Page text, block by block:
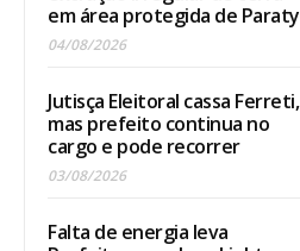
em área protegida de Paraty
04/08/2026
Jutisça Eleitoral cassa Ferreti,
mas prefeito continua no
cargo e pode recorrer
03/08/2026
Falta de energia leva